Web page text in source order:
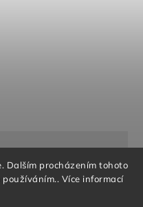
Dalším procházením tohoto
Více informací